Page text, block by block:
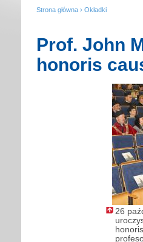
Strona główna › Okładki
Prof. John
honoris
26